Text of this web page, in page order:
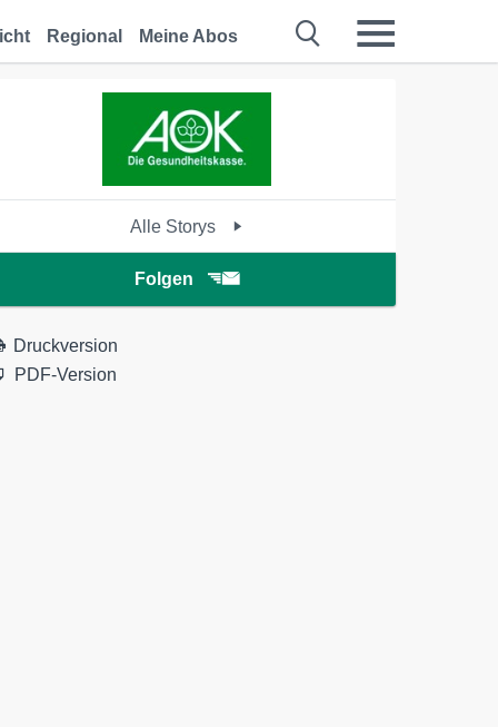
Regional Meine Abos
Alle Storys
Folgen
Druckversion
PDF-Version